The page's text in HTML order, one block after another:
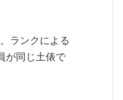
ランクによる
が同じ土俵で